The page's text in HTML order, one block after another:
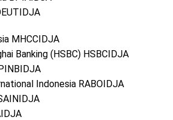
MHCCIDJA
Banking (HSBC) HSBCIDJA
Indonesia RABOIDJA